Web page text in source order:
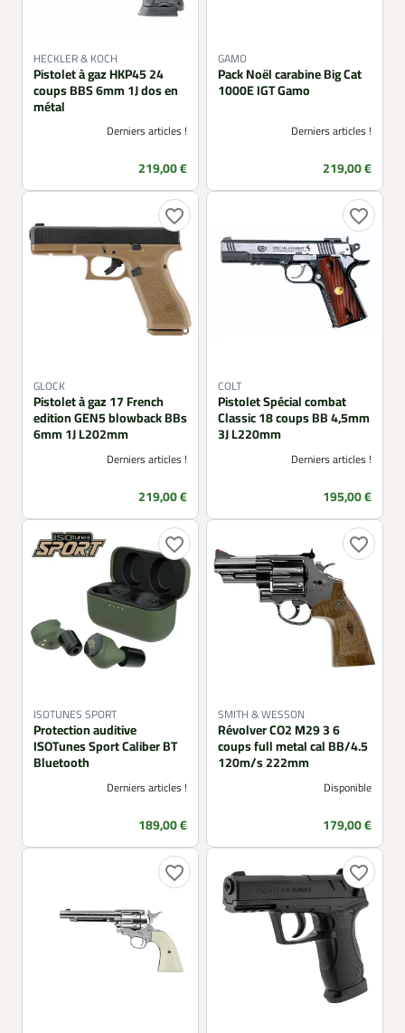
HECKLER & KOCH
Pistolet à gaz HKP45 24
coups BBS 6mm 1J dos en
métal
Derniers articles !
Prix
219,00 €
GAMO
Pack Noël carabine Big Cat
1000E IGT Gamo
Derniers articles !
Prix
219,00 €
favorite_border
GLOCK
Pistolet à gaz 17 French
edition GEN5 blowback BBs
6mm 1J L202mm
Derniers articles !
Prix
219,00 €
favorite_border
COLT
Pistolet Spécial combat
Classic 18 coups BB 4,5mm
3J L220mm
Derniers articles !
Prix
195,00 €
favorite_border
ISOTUNES SPORT
Protection auditive
ISOTunes Sport Caliber BT
Bluetooth
Derniers articles !
Prix
189,00 €
favorite_border
SMITH & WESSON
Révolver CO2 M29 3 6
coups full metal cal BB/4.5
120m/s 222mm
Disponible
Prix
179,00 €
favorite_border favorite_border